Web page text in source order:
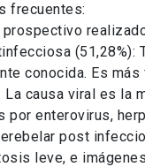
frecuentes:
(51,28%):
conocida. Es
causa viral es la
por enterovirus,
post
leve, e